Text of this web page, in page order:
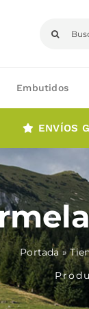
Embutidos
ENVÍOS
Portada»